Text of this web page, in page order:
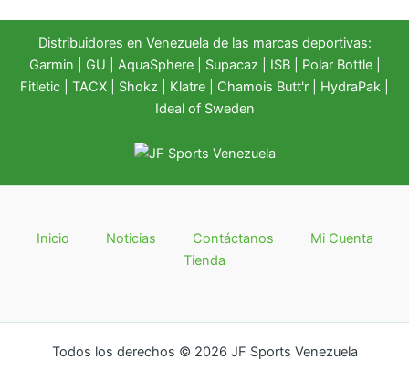
Distribuidores en Venezuela de las marcas deportivas:
Garmin
GU AquaSphere| Supacaz | ISB | Polar Bottle|
Fitletic
TACX Shokz Klatre Chamois Butt'r HydraPak
Ideal of Sweden
Inicio Noticias Contáctanos
Mi Cuenta
Tienda
Todos los derechos © 2026 JF Sports Venezuela